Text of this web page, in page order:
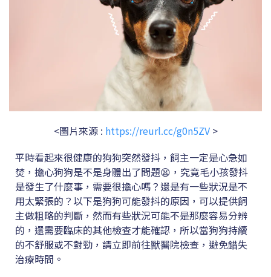
<圖片來源 : https://reurl.cc/g0n5ZV>
平時看起來很健康的狗狗突然發抖，飼主一定是心急如
焚，擔心狗狗是不是身體出了問題😫，究竟毛小孩發抖
是發生了什麼事，需要很擔心嗎？還是有一些狀況是不
用太緊張的？以下是狗狗可能發抖的原因，可以提供飼
主做粗略的判斷，然而有些狀況可能不是那麼容易分辨
的，還需要臨床的其他檢查才能確認，所以當狗狗持續
的不舒服或不對勁，請立即前往獸醫院檢查，避免錯失
治療時間。